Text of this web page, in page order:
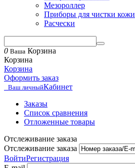
Мезороллер
Приборы для чистки кожи
Расчески
0 Ваша Корзина
Корзина
Корзина
Оформить заказ
Ваш личныйКабинет
Заказы
Список сравнения
Отложенные товары
Отслеживание заказа
Отслеживание заказа
ВойтиРегистрация